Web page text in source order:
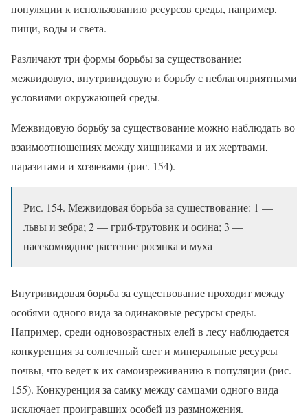
популяции к использованию ресурсов среды, например,
пищи, воды и света.
Различают три формы борьбы за существование:
межвидовую, внутривидовую и борьбу с неблагоприятными
условиями окружающей среды.
Межвидовую борьбу за существование можно наблюдать во
взаимоотношениях между хищниками и их жертвами,
паразитами и хозяевами (рис. 154).
Рис. 154. Межвидовая борьба за существование: 1 —
львы и зебра; 2 — гриб-трутовик и осина; 3 —
насекомоядное растение росянка и муха
Внутривидовая борьба за существование проходит между
особями одного вида за одинаковые ресурсы среды.
Например, среди одновозрастных елей в лесу наблюдается
конкуренция за солнечный свет и минеральные ресурсы
почвы, что ведет к их самоизреживанию в популяции (рис.
155). Конкуренция за самку между самцами одного вида
исключает проигравших особей из размножения.